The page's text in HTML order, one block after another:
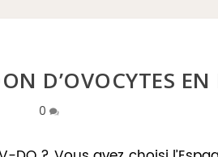
D’OVOCYTES EN
0